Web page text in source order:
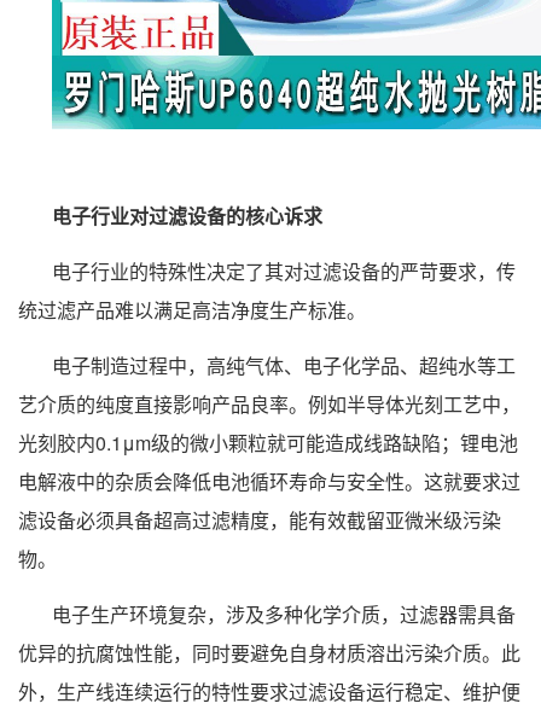
电子行业对过滤设备的核心诉求
电子行业的特殊性决定了其对过滤设备的严苛要求，传
统过滤产品难以满足高洁净度生产标准。
电子制造过程中，高纯气体、电子化学品、超纯水等工
艺介质的纯度直接影响产品良率。例如半导体光刻工艺中，
光刻胶内0.1μm级的微小颗粒就可能造成线路缺陷；锂电池
电解液中的杂质会降低电池循环寿命与安全性。这就要求过
滤设备必须具备超高过滤精度，能有效截留亚微米级污染
物。
电子生产环境复杂，涉及多种化学介质，过滤器需具备
优异的抗腐蚀性能，同时要避免自身材质溶出污染介质。此
外，生产线连续运行的特性要求过滤设备运行稳定、维护便